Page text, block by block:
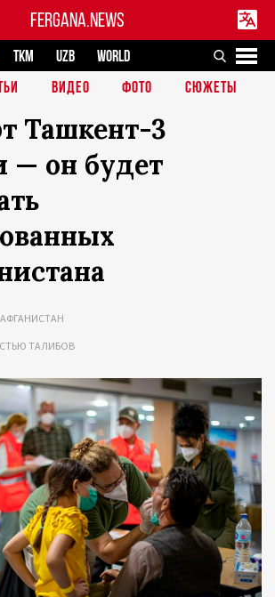
FERGANA.NEWS
TKM UZB
WORLD
ВИДЕО ФОТО СЮЖЕТЫ
Ташкент-3
— он будет
АФГАНИСТАН
ТАЛИБОВ